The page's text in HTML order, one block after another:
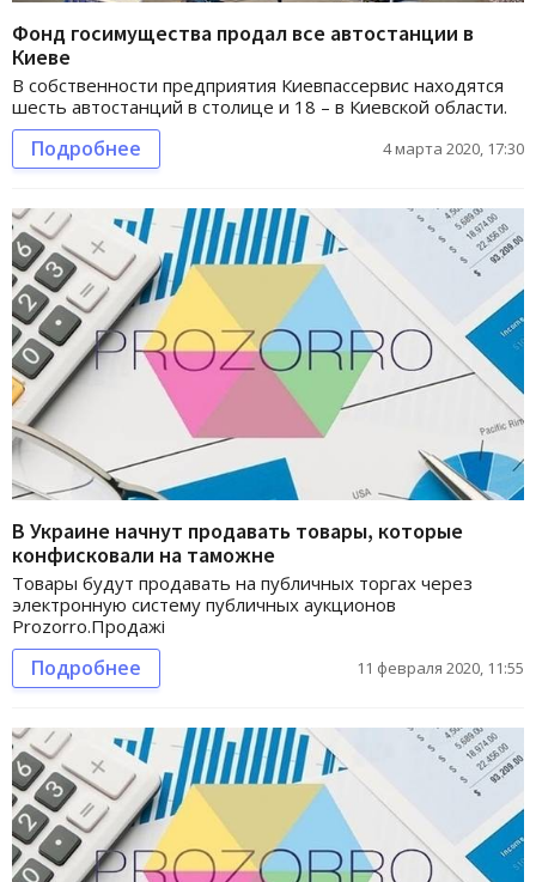
Фонд госимущества продал все автостанции в
Киеве
В собственности предприятия Киевпассервис находятся
шесть автостанций в столице и 18 – в Киевской области.
Подробнее 4 марта 2020, 17:30
В Украине начнут продавать товары, которые
конфисковали на таможне
Товары будут продавать на публичных торгах через
электронную систему публичных аукционов
Prozorro.Продажі
Подробнее 11 февраля 2020, 11:55